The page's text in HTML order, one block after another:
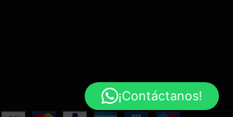
¡Contáctanos!